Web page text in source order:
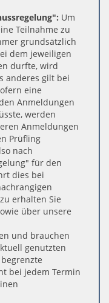
Um
Teilnahme zu
grundsätzlich
dem jeweiligen
durfte, wird
anderes gilt bei
eine
Anmeldungen
werden
Anmeldungen
Prüfling
nach
für den
dies bei
erhalten Sie
über unsere
und brauchen
genutzten
bei jedem Termin